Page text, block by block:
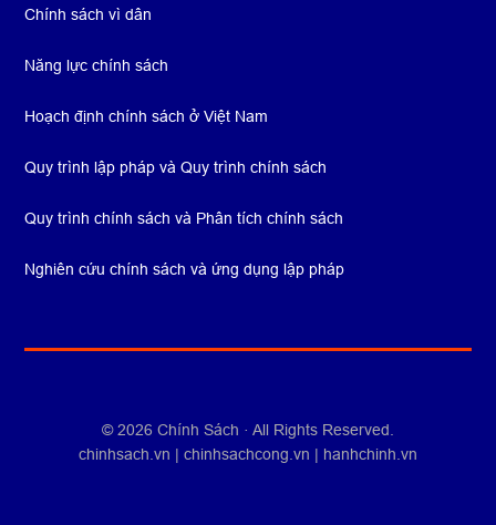
Chính sách vì dân
Năng lực chính sách
Hoạch định chính sách ở Việt Nam
Quy trình lập pháp và Quy trình chính sách
Quy trình chính sách và Phân tích chính sách
Nghiên cứu chính sách và ứng dụng lập pháp
© 2026 Chính Sách · All Rights Reserved.
chinhsach.vn | chinhsachcong.vn | hanhchinh.vn